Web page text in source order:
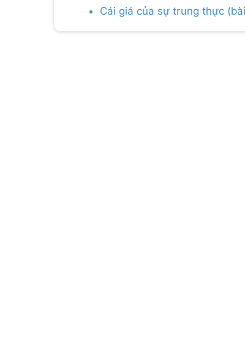
Cái giá của sự trung thực